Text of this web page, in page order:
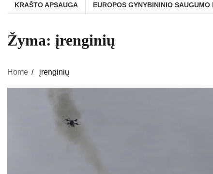
KRAŠTO APSAUGA EUROPOS GYNYBININIO SAUGUMO
Žyma: įrenginių
Home įrenginių